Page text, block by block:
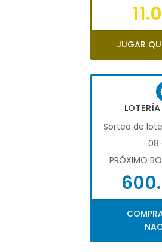
JUGAR
Sorteo de
PRÓXIMO